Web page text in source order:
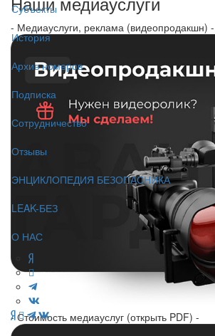
Субъекты
История
Архив номеров
Подписка
Сотрудничество
Отзывы
ЭНЦИКЛОПЕДИЯ БЕЗОПАСНИКА
LEAK-БЕЗ
О НАС
- Медиауслуги, реклама (видеопродакшн) -
- Стоимость медиауслуг (открыть PDF) -